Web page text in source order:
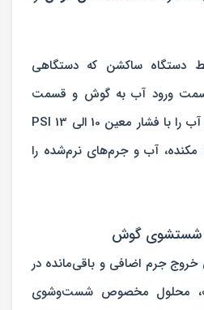
دستگاه ساکشن که دستگاهی
ورود آب به گوش و قسمت
مکنده تشکیل ‌شده است، آب را با فشار معین 10 الی 13 PSI
آب و جرم‌های نرم‌شده را
شستشوی گوش
جرم اضافی و باقی‌مانده در
محلول مخصوص شست‌وشوی